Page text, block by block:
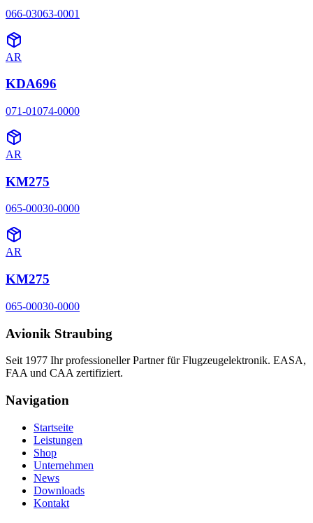
066-03063-0001
AR
KDA696
071-01074-0000
AR
KM275
065-00030-0000
AR
KM275
065-00030-0000
Avionik Straubing
Seit 1977 Ihr professioneller Partner für Flugzeugelektronik. EASA,
FAA und CAA zertifiziert.
Navigation
Startseite
Leistungen
Shop
Unternehmen
News
Downloads
Kontakt